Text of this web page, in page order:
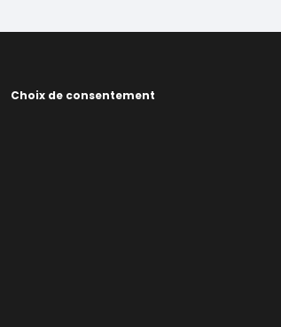
Choix de consentement